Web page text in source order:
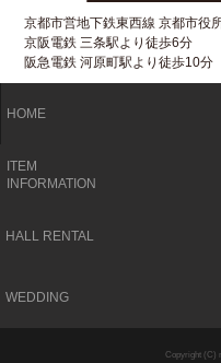
京都市営地下鉄東西線 京都市役
京阪電鉄 三条駅より徒歩6分
阪急電鉄 河原町駅より徒歩10分
HOME
ITEM
INFORMATION
HALL RENTAL
WEDDING
Copyright (C)